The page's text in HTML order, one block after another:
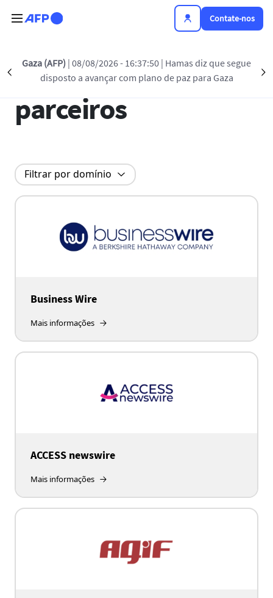
Contate-nos
Précédent
Gaza (AFP) | 08/08/2026 - 16:37:50 | Hamas diz que segue
disposto a avançar com plano de paz para Gaza
Todos os nossos
parceiros
Filtrar por domínio
Business Wire
Mais informações
ACCESS newswire
Mais informações